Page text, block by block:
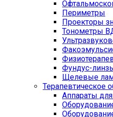
Периметры
Проекторы
Тонометры
Фундус-
Щелевые
Терапевтическое
Аппараты